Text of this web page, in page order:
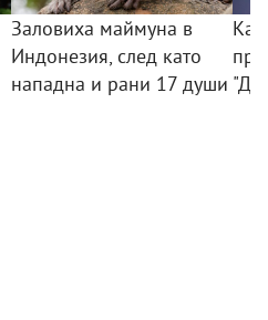
Заловиха маймуна в
Индонезия, след като
нападна и рани 17 души